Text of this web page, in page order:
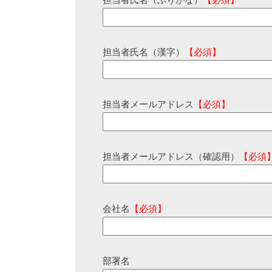
担当者氏名（漢字） 【必須】
担当者メールアドレス 【必須】
担当者メールアドレス（確認用） 【必須
会社名 【必須】
部署名